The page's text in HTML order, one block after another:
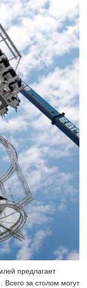
предлагает
за столом могут